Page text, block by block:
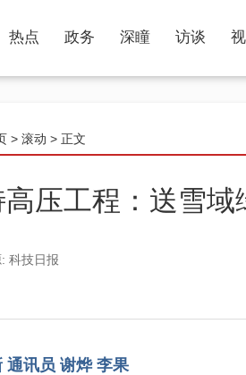
热点 政务 深瞳 访谈
> 滚动 > 正文
压工程：送雪域
科技日报
通讯员 谢烨 李果